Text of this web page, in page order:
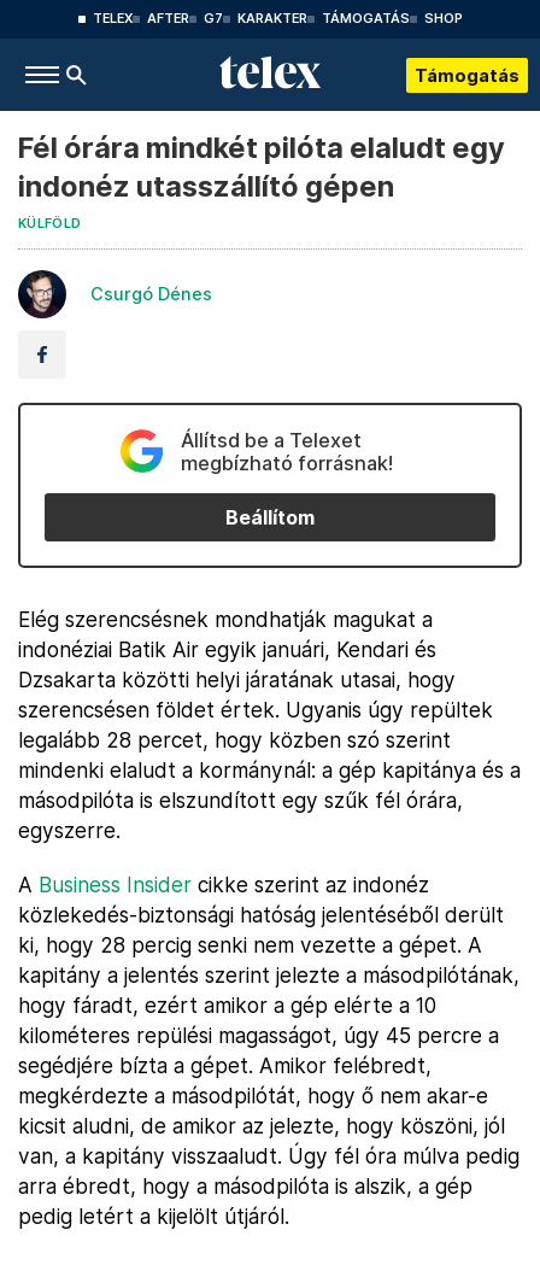
TELEX AFTER G7 KARAKTER TÁMOGATÁS SHOP
Támogatás
Fél órára mindkét pilóta elaludt egy
indonéz utasszállító gépen
KÜLFÖLD
Csurgó Dénes
Állítsd be a Telexet
megbízható forrásnak!
Beállítom
Elég szerencsésnek mondhatják magukat a
indonéziai Batik Air egyik januári, Kendari és
Dzsakarta közötti helyi járatának utasai, hogy
szerencsésen földet értek. Ugyanis úgy repültek
legalább 28 percet, hogy közben szó szerint
mindenki elaludt a kormánynál: a gép kapitánya és a
másodpilóta is elszundított egy szűk fél órára,
egyszerre.
A Business Insider cikke szerint az indonéz
közlekedés-biztonsági hatóság jelentéséből derült
ki, hogy 28 percig senki nem vezette a gépet. A
kapitány a jelentés szerint jelezte a másodpilótának,
hogy fáradt, ezért amikor a gép elérte a 10
kilométeres repülési magasságot, úgy 45 percre a
segédjére bízta a gépet. Amikor felébredt,
megkérdezte a másodpilótát, hogy ő nem akar-e
kicsit aludni, de amikor az jelezte, hogy köszöni, jól
van, a kapitány visszaaludt. Úgy fél óra múlva pedig
arra ébredt, hogy a másodpilóta is alszik, a gép
pedig letért a kijelölt útjáról.